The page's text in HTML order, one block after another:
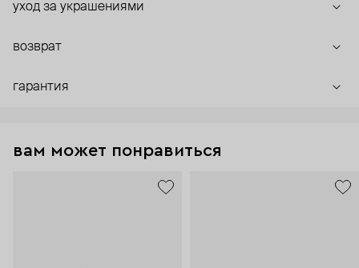
уход за украшениями
возврат
гарантия
вам может понравиться